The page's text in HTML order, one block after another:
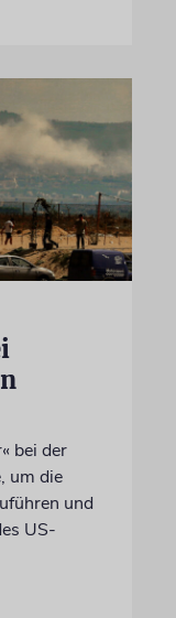
bei der
um die
und
US-